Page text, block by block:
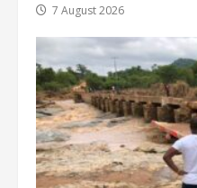
7 August 2026